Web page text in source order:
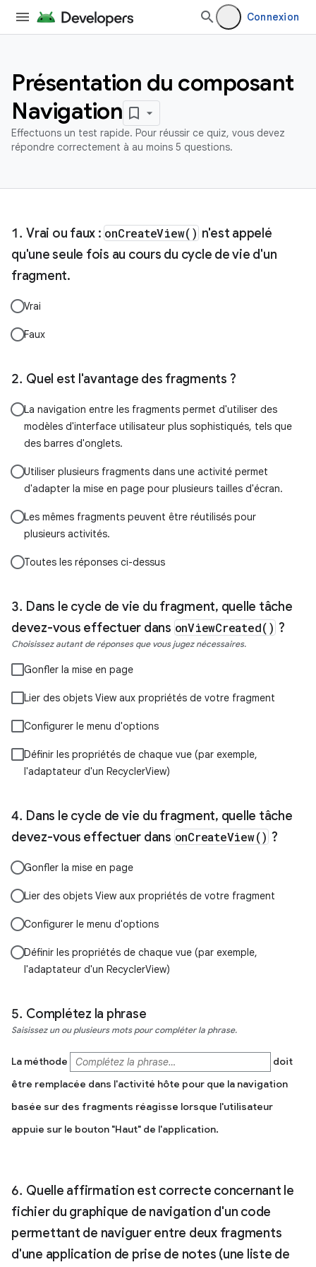
Connexion
Présentation du composant
Navigation
Effectuons un test rapide. Pour réussir ce quiz, vous devez
répondre correctement à au moins 5 questions.
Vrai ou faux : onCreateView() n'est appelé
qu'une seule fois au cours du cycle de vie d'un
fragment.
Vrai
Faux
Quel est l'avantage des fragments ?
La navigation entre les fragments permet d'utiliser des
modèles d'interface utilisateur plus sophistiqués, tels que
des barres d'onglets.
Utiliser plusieurs fragments dans une activité permet
d'adapter la mise en page pour plusieurs tailles d'écran.
Les mêmes fragments peuvent être réutilisés pour
plusieurs activités.
Toutes les réponses ci-dessus
Dans le cycle de vie du fragment, quelle tâche
devez-vous effectuer dans onViewCreated() ?
Choisissez autant de réponses que vous jugez nécessaires.
Gonfler la mise en page
Lier des objets View aux propriétés de votre fragment
Configurer le menu d'options
Définir les propriétés de chaque vue (par exemple,
l'adaptateur d'un RecyclerView)
Dans le cycle de vie du fragment, quelle tâche
devez-vous effectuer dans onCreateView() ?
Gonfler la mise en page
Lier des objets View aux propriétés de votre fragment
Configurer le menu d'options
Définir les propriétés de chaque vue (par exemple,
l'adaptateur d'un RecyclerView)
Complétez la phrase
Saisissez un ou plusieurs mots pour compléter la phrase.
La méthode
doit
être remplacée dans l'activité hôte pour que la navigation
basée sur des fragments réagisse lorsque l'utilisateur
appuie sur le bouton "Haut" de l'application.
Quelle affirmation est correcte concernant le
fichier du graphique de navigation d'un code
permettant de naviguer entre deux fragments
d'une application de prise de notes (une liste de